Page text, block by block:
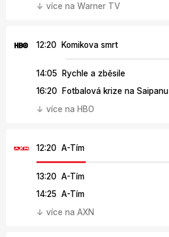
↓ více na Warner TV
12:20 Komikova smrt
14:05 Rychle a zběsile
16:20 Fotbalová krize na Saipanu
↓ více na HBO
12:20 A-Tím
13:20 A-Tím
14:25 A-Tím
↓ více na AXN